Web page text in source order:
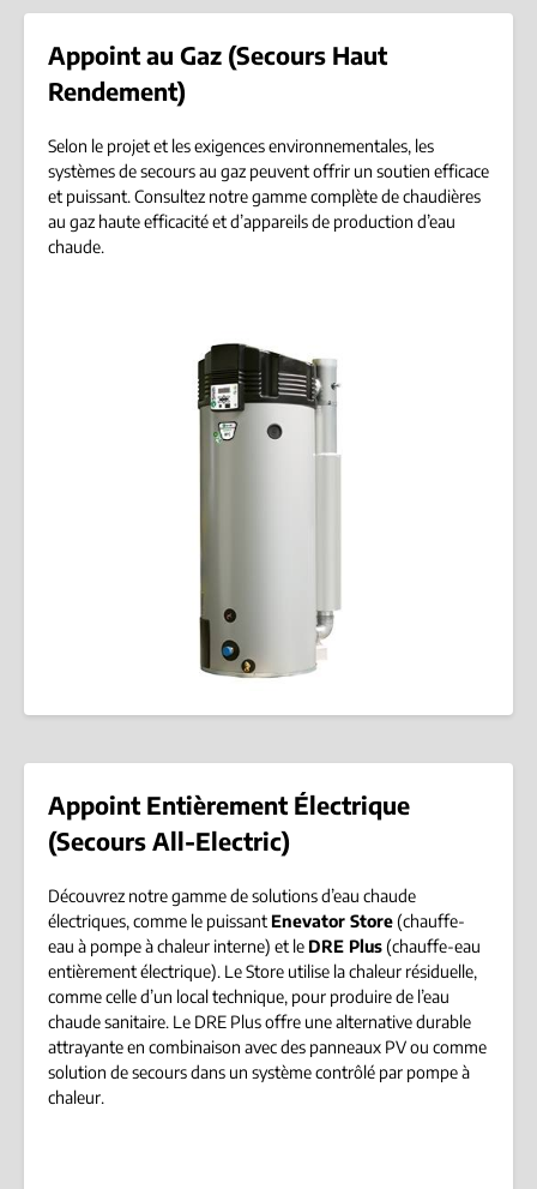
Appoint au Gaz (Secours Haut
Rendement)
Selon le projet et les exigences environnementales, les
systèmes de secours au gaz peuvent offrir un soutien efficace
et puissant. Consultez notre gamme complète de chaudières
au gaz haute efficacité et d’appareils de production d’eau
chaude.
Appoint Entièrement Électrique
(Secours All-Electric)
Découvrez notre gamme de solutions d’eau chaude
électriques, comme le puissant Enevator Store(chauffe-
eau à pompe à chaleur interne) et le DRE Plus(chauffe-eau
entièrement électrique). Le Store utilise la chaleur résiduelle,
comme celle d’un local technique, pour produire de l’eau
chaude sanitaire. Le DRE Plus offre une alternative durable
attrayante en combinaison avec des panneaux PV ou comme
solution de secours dans un système contrôlé par pompe à
chaleur.